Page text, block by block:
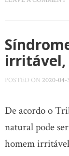
irritável,
POSTED ON 2020-04-
De acordo o
natural pode
homem